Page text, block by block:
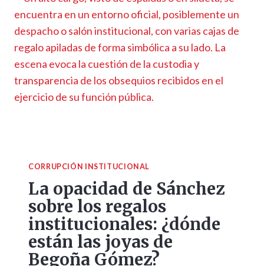
CORRUPCIÓN INSTITUCIONAL
La opacidad de Sánchez
sobre los regalos
institucionales: ¿dónde
están las joyas de
Begoña Gómez?